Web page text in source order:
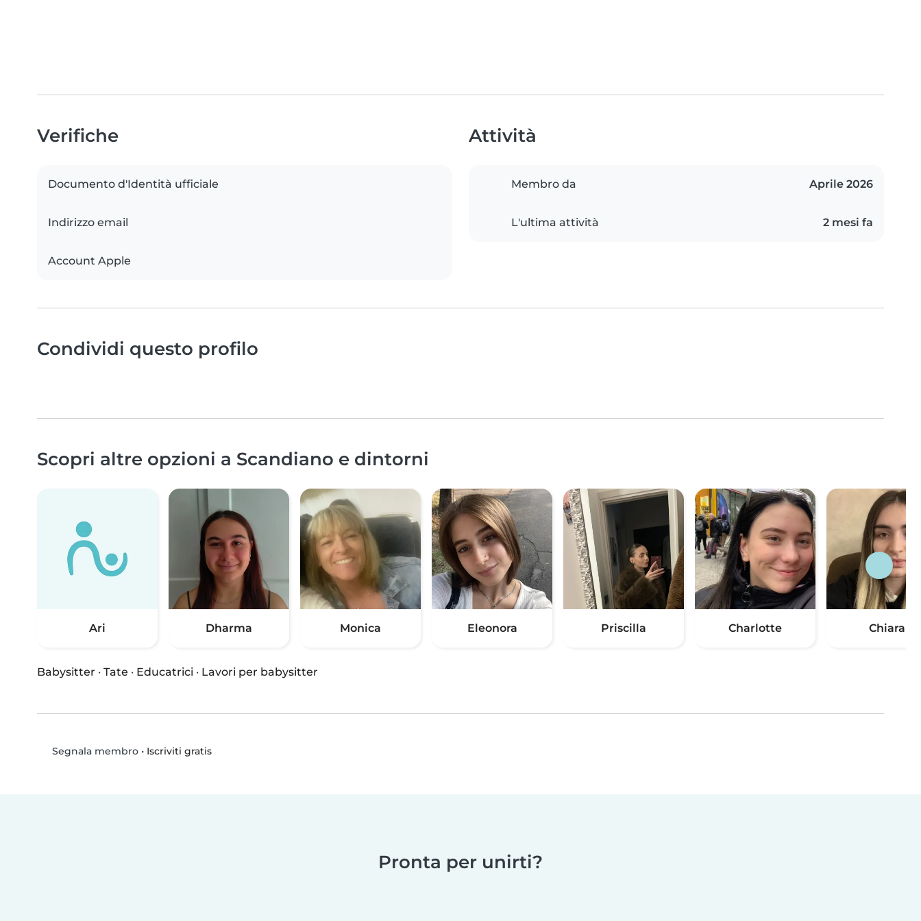
Verifiche
Documento d'Identità ufficiale
Indirizzo email
Account Apple
Attività
Membro da Aprile 2026
L'ultima attività 2 mesi fa
Condividi questo profilo
Scopri altre opzioni a Scandiano e dintorni
Ari Dharma Monica Eleonora Priscilla Charlotte Chiara
Babysitter · Tate · Educatrici · Lavori per babysitter
Segnala membro• Iscriviti gratis
Pronta per unirti?